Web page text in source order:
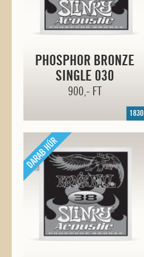
PHOSPHOR BRONZE
SINGLE 030
900,- FT
1830